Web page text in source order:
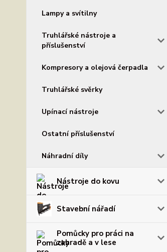
Lampy a svítilny
Truhlářské nástroje a
příslušenství
Kompresory a olejová čerpadla
Truhlářské svěrky
Upínací nástroje
Ostatní příslušenství
Náhradní díly
Nástroje do kovu
Stavební nářadí
Pomůcky pro práci na
zahradě a v lese